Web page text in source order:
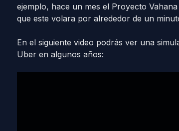
ejemplo, hace un mes el Proyecto
que este volara por alrededor de un
En el siguiente video podrás ver una
Uber en algunos años: